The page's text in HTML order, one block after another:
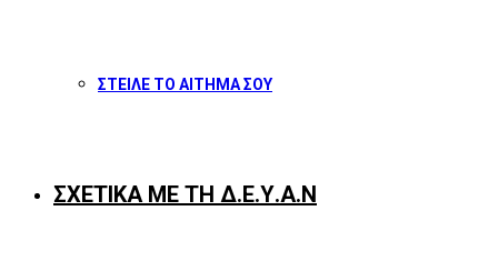
ΣΤΕΙΛΕ ΤΟ ΑΙΤΗΜΑ ΣΟΥ
ΣΧΕΤΙΚΑ ΜΕ ΤΗ Δ.Ε.Υ.Α.Ν